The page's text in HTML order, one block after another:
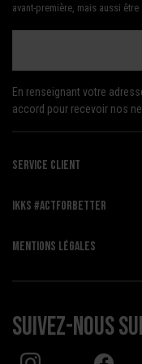
avant-première, mais aussi
En renseignant votre
accord pour recevoir nos
SERVICE CLIENT
IKKS #ACTFORBETTER
MENTIONS LÉGALES
Suivez-nous